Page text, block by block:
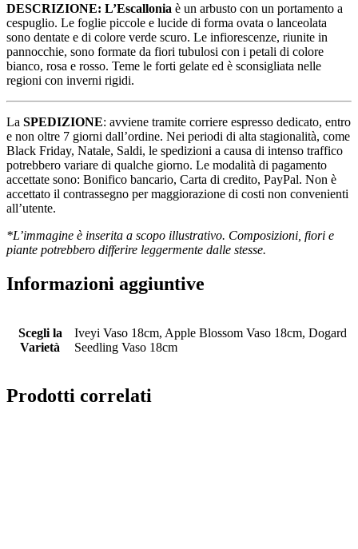
DESCRIZIONE: L’Escallonia è un arbusto con un portamento a
cespuglio. Le foglie piccole e lucide di forma ovata o lanceolata
sono dentate e di colore verde scuro. Le infiorescenze, riunite in
pannocchie, sono formate da fiori tubulosi con i petali di colore
bianco, rosa e rosso. Teme le forti gelate ed è sconsigliata nelle
regioni con inverni rigidi.
La SPEDIZIONE: avviene tramite corriere espresso dedicato, entro
e non oltre 7 giorni dall’ordine. Nei periodi di alta stagionalità, come
Black Friday, Natale, Saldi, le spedizioni a causa di intenso traffico
potrebbero variare di qualche giorno. Le modalità di pagamento
accettate sono: Bonifico bancario, Carta di credito, PayPal. Non è
accettato il contrassegno per maggiorazione di costi non convenienti
all’utente.
*L’immagine è inserita a scopo illustrativo. Composizioni, fiori e
piante potrebbero differire leggermente dalle stesse.
Informazioni aggiuntive
Scegli la
Varietà
Iveyi Vaso 18cm, Apple Blossom Vaso 18cm, Dogard
Seedling Vaso 18cm
Prodotti correlati